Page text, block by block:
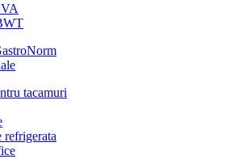
tacamuri
refrigerata